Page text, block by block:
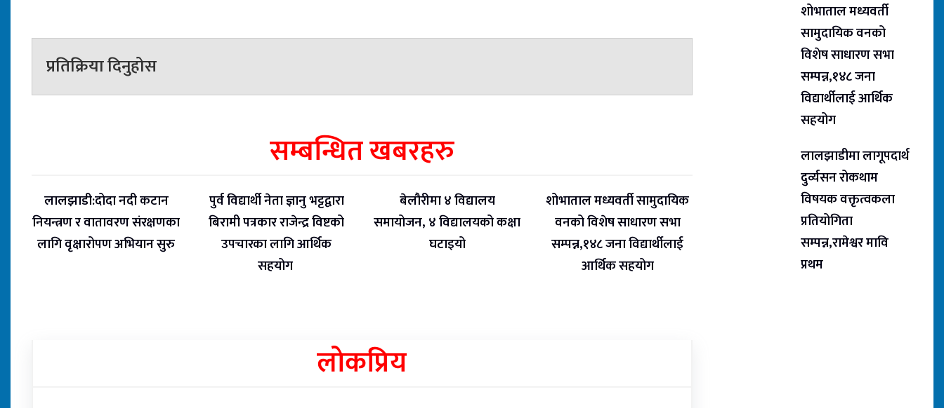
प्रतिक्रिया दिनुहोस
सम्बन्धित खबरहरु
लालझाडी:दोदा नदी कटान
नियन्त्रण र वातावरण संरक्षणका
लागि वृक्षारोपण अभियान सुरु
पुर्व विद्यार्थी नेता ज्ञानु भट्टद्वारा
बिरामी पत्रकार राजेन्द्र विष्टको
उपचारका लागि आर्थिक
सहयोग
बेलौरीमा ४ विद्यालय
समायोजन, ४ विद्यालयको कक्षा
घटाइयो
शोभाताल मध्यवर्ती सामुदायिक
वनको विशेष साधारण सभा
सम्पन्न,१४८ जना विद्यार्थीलाई
आर्थिक सहयोग
लोकप्रिय
शोभाताल मध्यवर्ती
सामुदायिक वनको
विशेष साधारण सभा
सम्पन्न,१४८ जना
विद्यार्थीलाई आर्थिक
सहयोग
लालझाडीमा लागूपदार्थ
दुर्व्यसन रोकथाम
विषयक वक्तृत्वकला
प्रतियोगिता
सम्पन्न,रामेश्वर मावि
प्रथम